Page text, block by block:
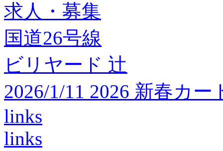
求人・募集
国道26号線
ビリヤード 辻
2026/1/11 2026 新春カ
links
links